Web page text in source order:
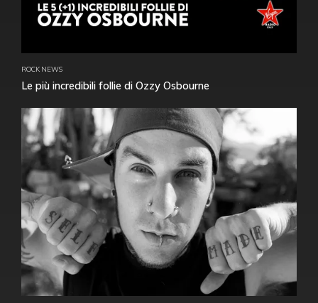
ROCK NEWS
Le più incredibili follie di Ozzy Osbourne